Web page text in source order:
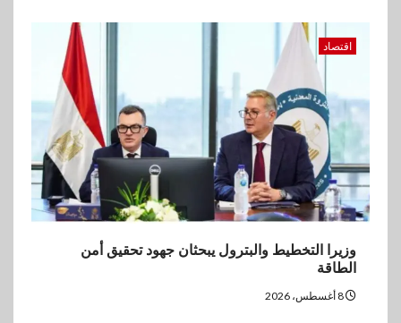
إنتيسا سان باولو تحقق 5.6 مليار
يورو صافي ربح في النصف الأول
2026
اقتصاد
وزيرا التخطيط والبترول يبحثان جهود تحقيق أمن
الطاقة